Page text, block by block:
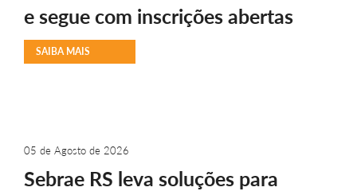
e segue com inscrições abertas
SAIBA MAIS
05 de Agosto de 2026
Sebrae RS leva soluções para